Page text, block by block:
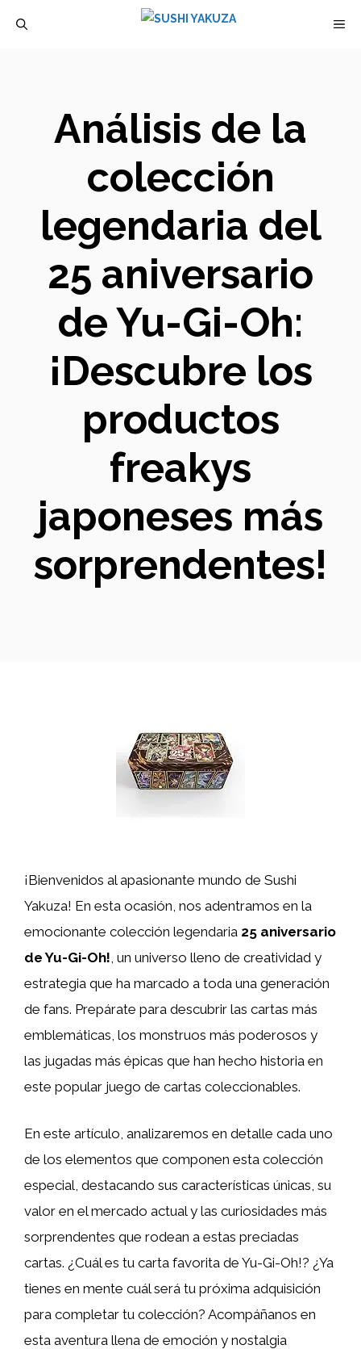
Análisis de la
colección
legendaria del
25 aniversario
de Yu-Gi-Oh:
¡Descubre los
productos
freakys
japoneses más
sorprendentes!
¡Bienvenidos al apasionante mundo de Sushi
Yakuza! En esta ocasión, nos adentramos en la
emocionante colección legendaria 25 aniversario
de Yu-Gi-Oh!, un universo lleno de creatividad y
estrategia que ha marcado a toda una generación
de fans. Prepárate para descubrir las cartas más
emblemáticas, los monstruos más poderosos y
las jugadas más épicas que han hecho historia en
este popular juego de cartas coleccionables.
En este artículo, analizaremos en detalle cada uno
de los elementos que componen esta colección
especial, destacando sus características únicas, su
valor en el mercado actual y las curiosidades más
sorprendentes que rodean a estas preciadas
cartas. ¿Cuál es tu carta favorita de Yu-Gi-Oh!? ¿Ya
tienes en mente cuál será tu próxima adquisición
para completar tu colección? Acompáñanos en
esta aventura llena de emoción y nostalgia